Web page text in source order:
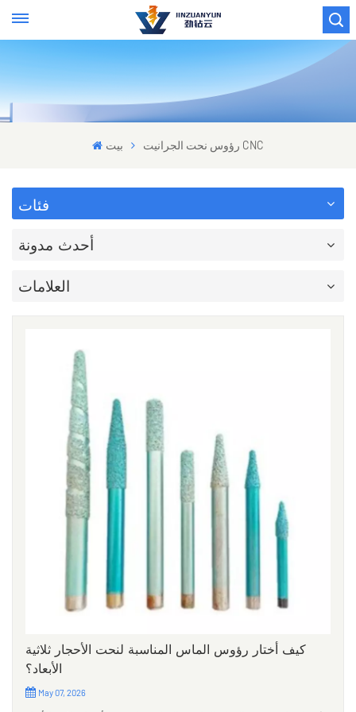
بيت رؤوس نحت الجرانيت CNC
فئات
أحدث مدونة
العلامات
كيف أختار رؤوس الماس المناسبة لنحت الأحجار ثلاثية
الأبعاد؟
May 07, 2026